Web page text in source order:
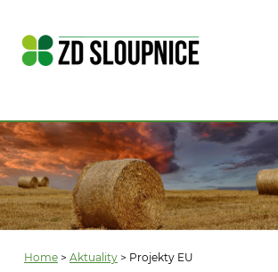
Home > Aktuality > Projekty EU